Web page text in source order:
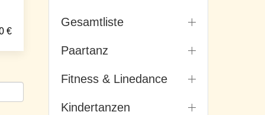
€
Gesamtliste
Paartanz
Fitness & Linedance
Kindertanzen